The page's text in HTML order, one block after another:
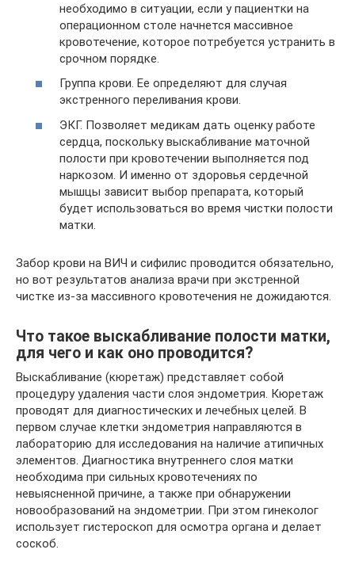
необходимо в ситуации, если у пациентки на
операционном столе начнется массивное
кровотечение, которое потребуется устранить в
срочном порядке.
Группа крови. Ее определяют для случая
экстренного переливания крови.
ЭКГ. Позволяет медикам дать оценку работе
сердца, поскольку выскабливание маточной
полости при кровотечении выполняется под
наркозом. И именно от здоровья сердечной
мышцы зависит выбор препарата, который
будет использоваться во время чистки полости
матки.
Забор крови на ВИЧ и сифилис проводится обязательно,
но вот результатов анализа врачи при экстренной
чистке из-за массивного кровотечения не дожидаются.
Что такое выскабливание полости матки,
для чего и как оно проводится?
Выскабливание (кюретаж) представляет собой
процедуру удаления части слоя эндометрия. Кюретаж
проводят для диагностических и лечебных целей. В
первом случае клетки эндометрия направляются в
лабораторию для исследования на наличие атипичных
элементов. Диагностика внутреннего слоя матки
необходима при сильных кровотечениях по
невыясненной причине, а также при обнаружении
новообразований на эндометрии. При этом гинеколог
использует гистероскоп для осмотра органа и делает
соскоб.